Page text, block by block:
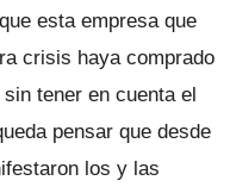
esta empresa que
crisis haya comprado
tener en cuenta el
pensar que desde
los y las